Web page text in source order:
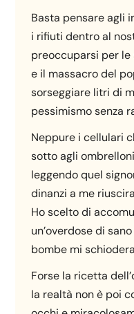
Basta pensare agli
i rifiuti dentro al
preoccuparsi per
e il massacro del
sorseggiare litri di
pessimismo senza
Neppure i cellulari
sotto agli
leggendo quel
dinanzi a me
Ho scelto di
un’overdose di
bombe mi
Forse la ricetta
la realtà non è poi